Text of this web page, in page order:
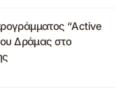
“Active
Δράμας στο